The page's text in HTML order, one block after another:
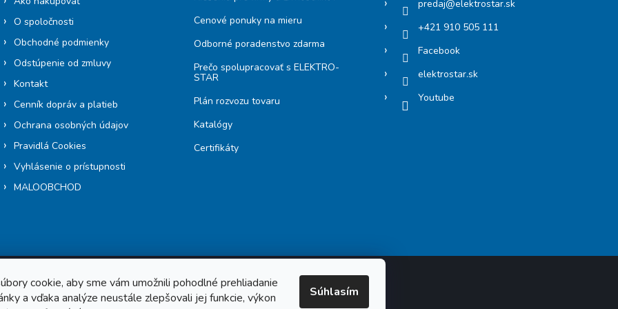
cookie, aby sme vám umožnili pohodlné prehliadanie
a vďaka analýze neustále zlepšovali jej funkcie, výkon
Súhlasím
O spoločnosti
Obchodné podmienky
Odstúpenie od zmluvy
Kontakt
Cenník dopráv a platieb
Ochrana osobných údajov
Pravidlá Cookies
Vyhlásenie o prístupnosti
MALOOBCHOD
Cenové ponuky na mieru
Odborné poradenstvo zdarma
Prečo spolupracovať s ELEKTRO-
STAR
Plán rozvozu tovaru
Katalógy
Certifikáty
predaj@elektrostar.sk
+421 910 505 111
Facebook
elektrostar.sk
Youtube
Copyright 2026Elektrostar.shop. Všetky práva vyhradené.